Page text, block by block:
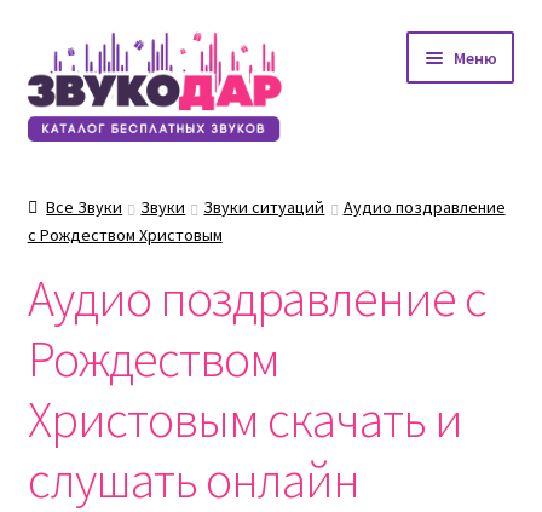
Перейти
к
навигации
Перейти
к
содержимому
Меню
Все Звуки Звуки Звуки ситуаций
Аудио поздравление
с Рождеством Христовым
Аудио поздравление с
Рождеством
Христовым скачать и
слушать онлайн